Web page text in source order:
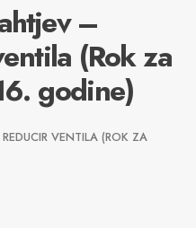
–
(Rok za
godine)
VENTILA (ROK ZA